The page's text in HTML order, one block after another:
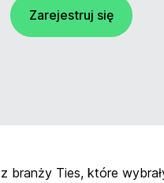
Zarejestruj się
branży Ties, które